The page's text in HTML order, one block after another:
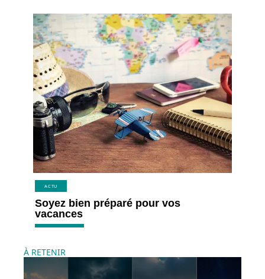
ACTU
Soyez bien préparé pour vos
vacances
À RETENIR